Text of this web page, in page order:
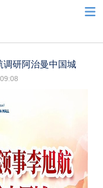
调研阿治曼中国城